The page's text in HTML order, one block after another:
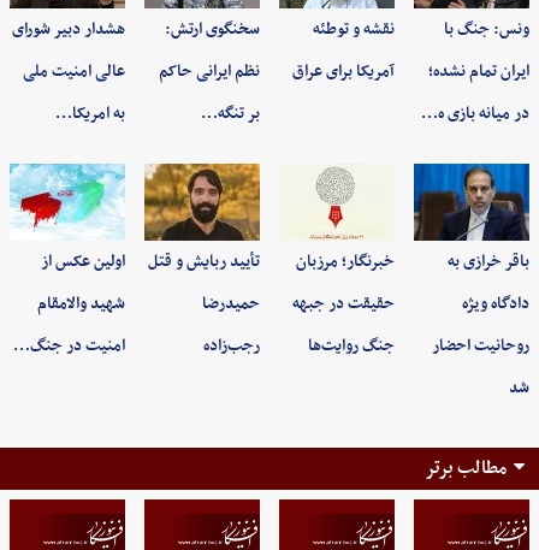
ونس: جنگ با
ایران تمام نشده؛
در میانه بازی ه…
نقشه و توطئه
آمریکا برای عراق
سخنگوی ارتش:
نظم ایرانی حاکم
بر تنگه…
هشدار دبیر شورای
عالی امنیت ملی
به امریکا…
باقر خرازی به
دادگاه ویژه
روحانیت احضار
شد
خبرنگار؛ مرزبان
حقیقت در جبهه
جنگ روایت‌ها
تأیید ربایش و قتل
حمیدرضا
رجب‌زاده
اولین عکس از
شهید والامقام
امنیت در جنگ…
مطالب برتر